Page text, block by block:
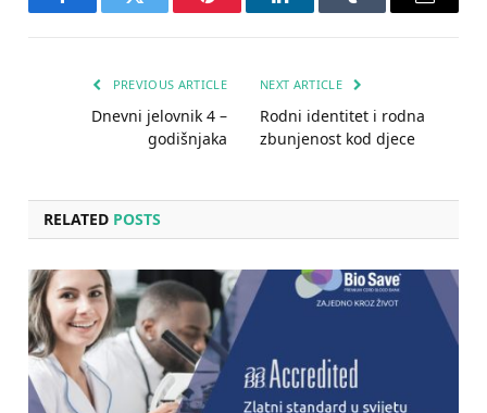
FacebookTwitter Pinterest LinkedInTumblr Email
PREVIOUS ARTICLE
Dnevni jelovnik 4 –
godišnjaka
NEXT ARTICLE
Rodni identitet i rodna
zbunjenost kod djece
RELATED POSTS